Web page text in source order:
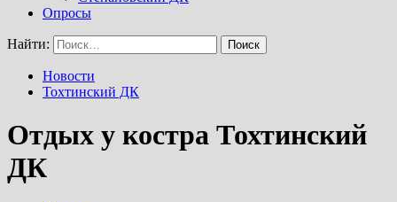
Опросы
Найти:
Новости
Тохтинский ДК
Отдых у костра Тохтинский
ДК